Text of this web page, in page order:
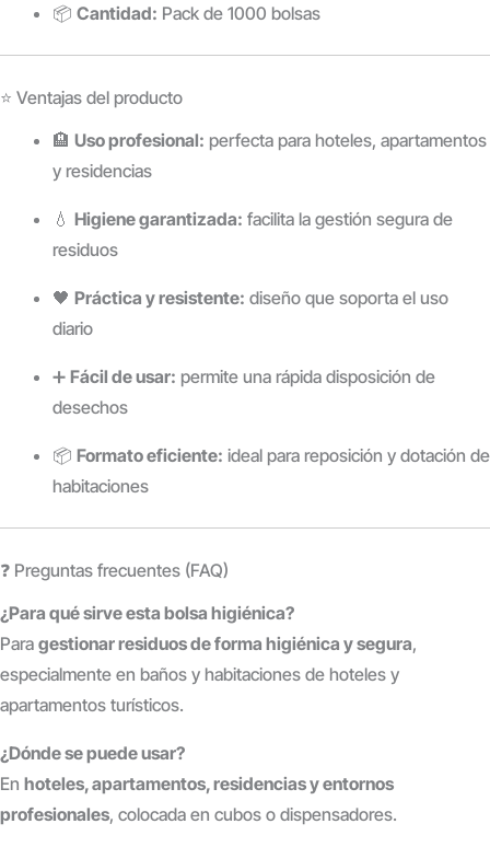
📦 Cantidad: Pack de 1000 bolsas
⭐ Ventajas del producto
🏨 Uso profesional: perfecta para hoteles, apartamentos
y residencias
💧 Higiene garantizada: facilita la gestión segura de
residuos
🖤 Práctica y resistente: diseño que soporta el uso
diario
➕ Fácil de usar: permite una rápida disposición de
desechos
📦 Formato eficiente: ideal para reposición y dotación de
habitaciones
❓ Preguntas frecuentes (FAQ)
¿Para qué sirve esta bolsa higiénica?
Para gestionar residuos de forma higiénica y segura,
especialmente en baños y habitaciones de hoteles y
apartamentos turísticos.
¿Dónde se puede usar?
En hoteles, apartamentos, residencias y entornos
profesionales, colocada en cubos o dispensadores.